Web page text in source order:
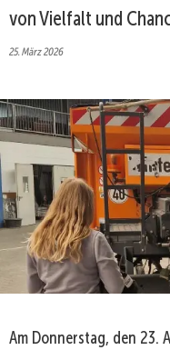
von Vielfalt und
25. März 2026
Am Donnerstag, den 23.